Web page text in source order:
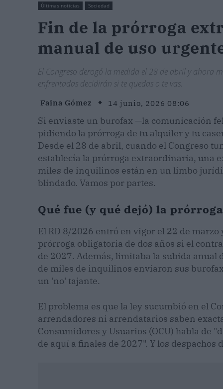
Últimas noticias Sociedad
Fin de la prórroga
manual de uso
El Congreso derogó la medida el 28 de abril y ahora
enfrentadas decidirán si te quedas o te vas.
Faina Gómez 14 junio, 2026 08:06
Si enviaste un burofax —la comunicación
pidiendo la prórroga de tu alquiler y tu
Desde el 28 de abril, cuando el Congreso
establecía la prórroga extraordinaria, una
miles de inquilinos están en un limbo
blindado. Vamos por partes.
Qué fue (y qué dejó) la
El RD 8/2026 entró en vigor el 22 de
prórroga obligatoria de dos años si el
de 2027. Además, limitaba la subida anual
de miles de inquilinos enviaron sus
un 'no' tajante.
El problema es que la ley sucumbió en el
arrendadores ni arrendatarios saben
Consumidores y Usuarios (OCU) habla de
de aquí a finales de 2027". Y los despachos